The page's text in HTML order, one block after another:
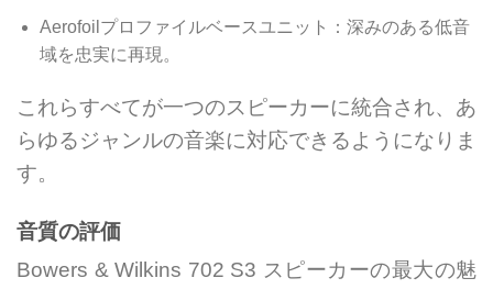
Aerofoilプロファイルベースユニット：深みのある低音
域を忠実に再現。
これらすべてが一つのスピーカーに統合され、あ
らゆるジャンルの音楽に対応できるようになりま
す。
音質の評価
Bowers & Wilkins 702 S3 スピーカーの最大の魅